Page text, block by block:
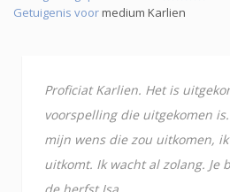
Getuigenis voormedium Karlien
Proficiat Karlien. Het is
voorspelling die uitgekomen
mijn wens die zou uitkomen,
uitkomt. Ik wacht al zolang. Je